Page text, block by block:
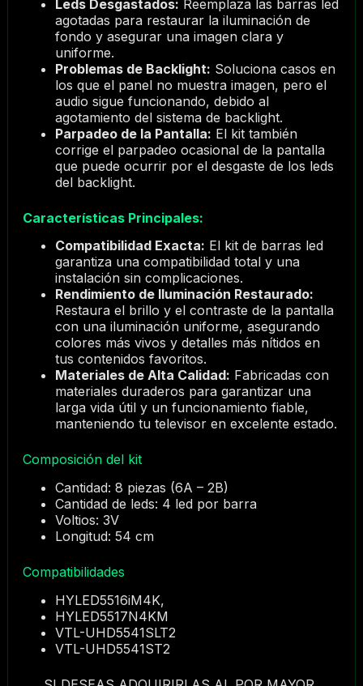
Leds Desgastados: Reemplaza las barras led
agotadas para restaurar la iluminación de
fondo y asegurar una imagen clara y
uniforme.
Problemas de Backlight: Soluciona casos en
los que el panel no muestra imagen, pero el
audio sigue funcionando, debido al
agotamiento del sistema de backlight.
Parpadeo de la Pantalla: El kit también
corrige el parpadeo ocasional de la pantalla
que puede ocurrir por el desgaste de los leds
del backlight.
Características Principales:
Compatibilidad Exacta: El kit de barras led
garantiza una compatibilidad total y una
instalación sin complicaciones.
Rendimiento de Iluminación Restaurado:
Restaura el brillo y el contraste de la pantalla
con una iluminación uniforme, asegurando
colores más vivos y detalles más nítidos en
tus contenidos favoritos.
Materiales de Alta Calidad: Fabricadas con
materiales duraderos para garantizar una
larga vida útil y un funcionamiento fiable,
manteniendo tu televisor en excelente estado.
Composición del kit
Cantidad: 8 piezas (6A – 2B)
Cantidad de leds: 4 led por barra
Voltios: 3V
Longitud: 54 cm
Compatibilidades
HYLED5516iM4K,
HYLED5517N4KM
VTL-UHD5541SLT2
VTL-UHD5541ST2